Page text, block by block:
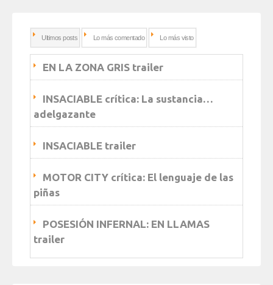
Ultimos posts Lo más comentado Lo más visto
EN LA ZONA GRIS trailer
INSACIABLE crítica: La sustancia…
adelgazante
INSACIABLE trailer
MOTOR CITY crítica: El lenguaje de las
piñas
POSESIÓN INFERNAL: EN LLAMAS
trailer